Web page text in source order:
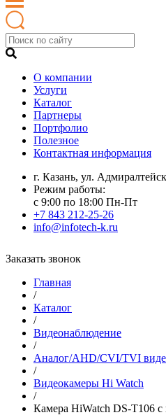
О компании
Услуги
Каталог
Партнеры
Портфолио
Полезное
Контактная информация
г. Казань, ул.
Режим работы:
с 9:00 по 18:00 Пн-Пт
+7 843 212-25-26
info@infotech-k.ru
Заказать звонок
Главная
/
Каталог
/
Видеонаблюдение
/
Аналог/AHD/CVI/TVI
/
Видеокамеры Hi Watch
/
Камера HiWatch DS-T106